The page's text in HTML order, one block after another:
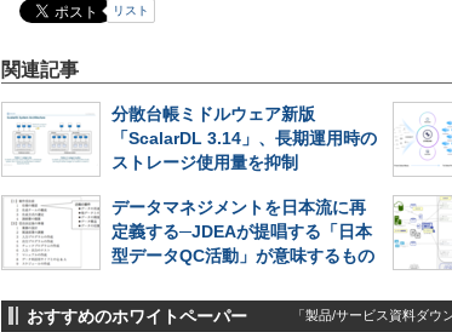
リスト
関連記事
分散台帳ミドルウェア新版
「ScalarDL 3.14」、長期運用時の
ストレージ使用量を抑制
データマネジメントを日本流に再
定義する─JDEAが提唱する「日本
型データQC活動」が意味するもの
おすすめのホワイトペーパー 「製品/サービス資料ダウ